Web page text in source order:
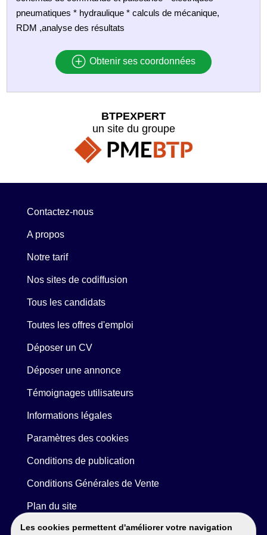
pneumatiques * hydraulique * calculs de mécanique,
RDM ,analyse des résultats
Obtenir ses coordonnées
Les cookies permettent d'améliorer votre navigation
BTPEXPERT
un site du groupe
Contactez-nous
A propos
Notre tarif
Nos sites de codiffusion
Tous les candidats
Toutes les offres d'emploi
Déposer un CV
Déposer une annonce
Témoignages utilisateurs
Informations légales
Paramètres des cookies
Conditions de publication
Conditions Générales de Vente
Plan du site